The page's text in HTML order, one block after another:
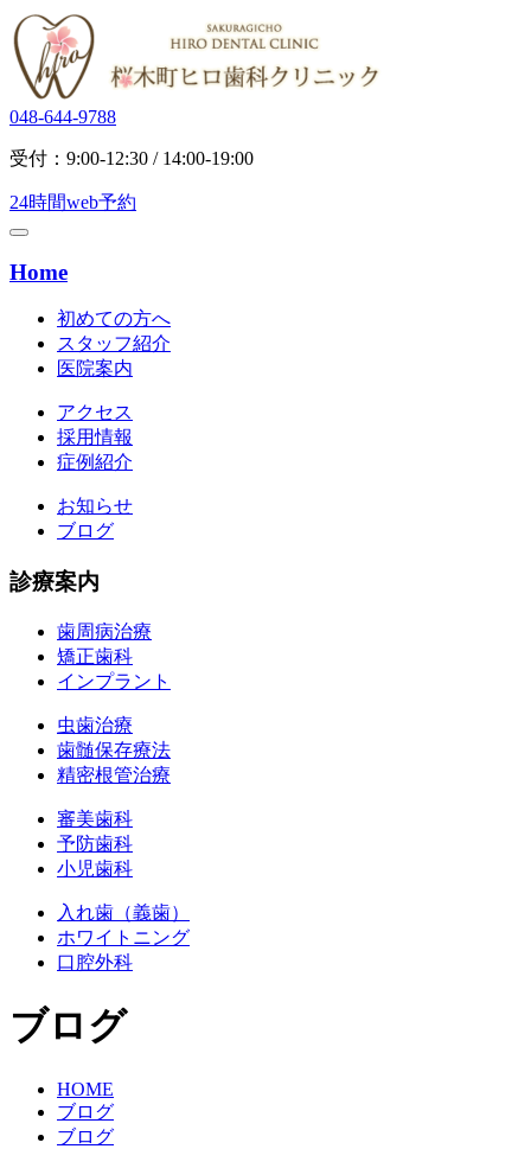
048-644-9788
受付：9:00-12:30 / 14:00-19:00
24時間web予約
Home
初めての方へ
スタッフ紹介
医院案内
アクセス
採用情報
症例紹介
お知らせ
ブログ
診療案内
歯周病治療
矯正歯科
インプラント
虫歯治療
歯髄保存療法
精密根管治療
審美歯科
予防歯科
小児歯科
入れ歯（義歯）
ホワイトニング
口腔外科
ブログ
HOME
ブログ
ブログ